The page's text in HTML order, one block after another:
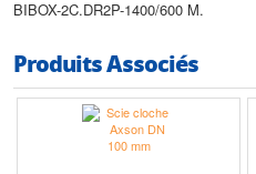
- 1 coffret DR2P
FÉKA 600 AUT.
Caractéristiques techniques
• Version : A enterrer
• Volume de la cuve : 400 litres
BIBOX-2C.DR2P-1400/600 M.
Produits Associés